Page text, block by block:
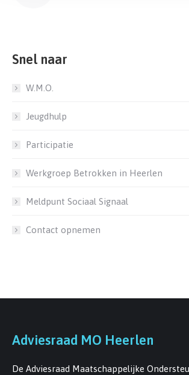
Snel naar
W.M.O.
Jeugdhulp
Participatie
Werkgroep Betrokken in Heerlen
Meldpunt Sociaal Signaal
Contact opnemen
Adviesraad MO Heerlen
De Adviesraad Maatschappelijke